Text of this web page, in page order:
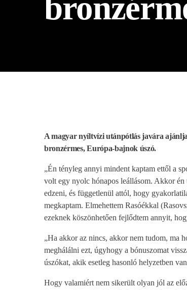
BÚCSÚZIK A MEX RÁDIÓ - MEX BÚCSÚ BESZÉDE
A magyar nyíltvízi utánpótlás javára
bronzérmes, Európa-bajnok úszó.
„Én tényleg annyi mindent kaptam ettől a
volt egy nyolc hónapos leállásom. Akkor én
edzeni, és függetlenül attól, hogy
megkaptam. Elmehettem Rasóékkal
ezeknek köszönhetően fejlődtem annyit,
„Ha akkor az nincs, akkor nem tudom, ma
meghálálni ezt, úgyhogy a bónuszomat
úszókat, akik esetleg hasonló helyzetben
Hogy valamiért nem sikerült olyan jól az